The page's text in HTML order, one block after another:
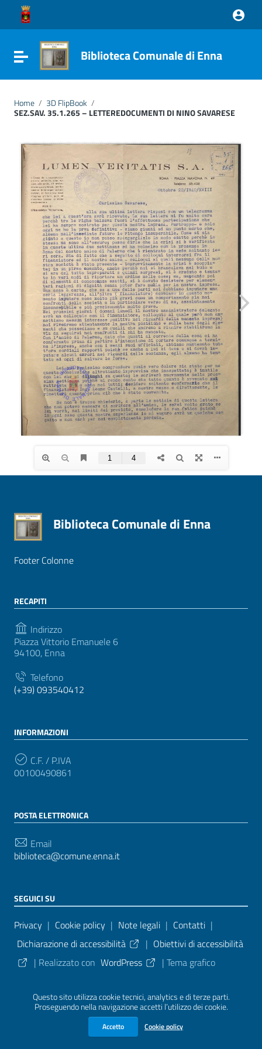
Questo sito utilizza cookie tecnici, analytics e di terze parti.
Proseguendo nella navigazione accetti l’utilizzo dei cookie.
Accetto Cookie policy
Vai ai contenuti
Vai al menu di navigazione
Vai al footer
Attiva / disattiva la navigazione
Biblioteca Comunale di Enna
Home / 3D FlipBook /
SEZ.SAV. 35.1.265 – LETTEREDOCUMENTI DI NINO SAVARESE
Biblioteca Comunale di Enna
Footer Colonne
RECAPITI
Indirizzo
Piazza Vittorio Emanuele 6
94100, Enna
Telefono
(+39) 093540412
INFORMAZIONI
C.F. / P.IVA
00100490861
POSTA ELETTRONICA
Email
biblioteca@comune.enna.it
SEGUICI SU
Sezione Link Utili
Privacy | Cookie policy | Note legali | Contatti |
Dichiarazione di accessibilità
| Obiettivi di accessibilità
| Realizzato con WordPress | Tema grafico